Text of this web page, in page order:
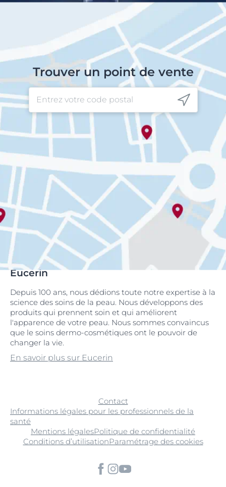
Trouver un point de vente
Eucerin
Depuis 100 ans, nous dédions toute notre expertise à la
science des soins de la peau. Nous développons des
produits qui prennent soin et qui améliorent
l'apparence de votre peau. Nous sommes convaincus
que le soins dermo-cosmétiques ont le pouvoir de
changer la vie.
En savoir plus sur Eucerin
Contact
Informations légales pour les professionnels de la
santé
Mentions légalesPolitique de confidentialité
Conditions d’utilisationParamétrage des cookies